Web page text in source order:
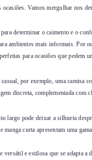
Vamos mergulhar nos
determinar o caimento e o
ambientes mais informais.
para ocasiões que pedem
por exemplo, uma camisa
discreta, complementada
largo pode deixar a silhueta
curta apresentam uma
e estilosa que se adapta